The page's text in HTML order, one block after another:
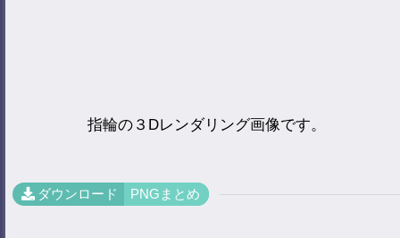
指輪の３Dレンダリング画像です。
ダウンロード PNGまとめ